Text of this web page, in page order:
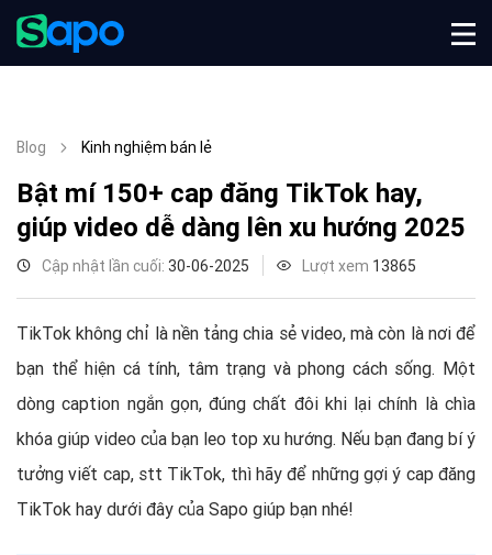
Blog Kinh nghiệm bán lẻ
Bật mí 150+ cap đăng TikTok hay,
giúp video dễ dàng lên xu hướng 2025
Cập nhật lần cuối: 30-06-2025 Lượt xem 13865
TikTok không chỉ là nền tảng chia sẻ video, mà còn là nơi để
bạn thể hiện cá tính, tâm trạng và phong cách sống. Một
dòng caption ngắn gọn, đúng chất đôi khi lại chính là chìa
khóa giúp video của bạn leo top xu hướng. Nếu bạn đang bí ý
tưởng viết cap, stt TikTok, thì hãy để những gợi ý cap đăng
TikTok hay dưới đây của Sapo giúp bạn nhé!